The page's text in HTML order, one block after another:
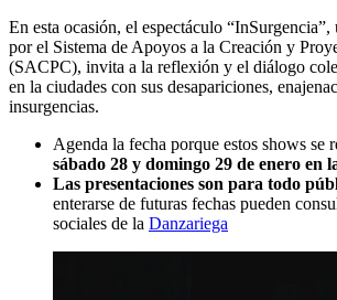
En esta ocasión, el espectáculo
por el Sistema de Apoyos a la Creación y
(SACPC), invita a la reflexión y el diálogo
en la ciudades con sus desapariciones,
insurgencias.
Agenda la fecha porque estos shows se
sábado 28 y domingo 29 de enero en
Las presentaciones son para todo
enterarse de futuras fechas pueden
sociales de la Danzariega